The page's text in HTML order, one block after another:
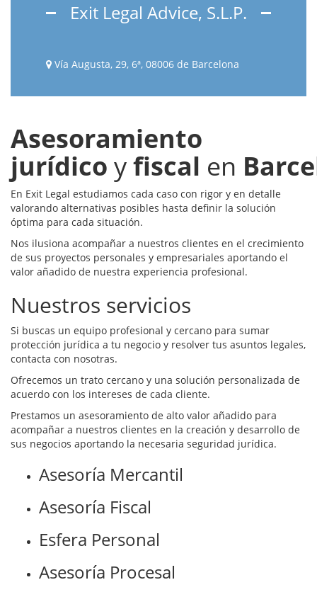
Exit Legal Advice, S.L.P.
Vía Augusta, 29, 6ª, 08006 de Barcelona
Asesoramiento
jurídico yfiscal en
En Exit Legal estudiamos cada caso con rigor y en detalle
valorando alternativas posibles hasta definir la solución
óptima para cada situación.
Nos ilusiona acompañar a nuestros clientes en el crecimiento
de sus proyectos personales y empresariales aportando el
valor añadido de nuestra experiencia profesional.
Nuestros servicios
Si buscas un equipo profesional y cercano para sumar
protección jurídica a tu negocio y resolver tus asuntos legales,
contacta con nosotras.
Ofrecemos un trato cercano y una solución personalizada de
acuerdo con los intereses de cada cliente.
Prestamos un asesoramiento de alto valor añadido para
acompañar a nuestros clientes en la creación y desarrollo de
sus negocios aportando la necesaria seguridad jurídica.
Asesoría Mercantil
Asesoría Fiscal
Esfera Personal
Asesoría Procesal